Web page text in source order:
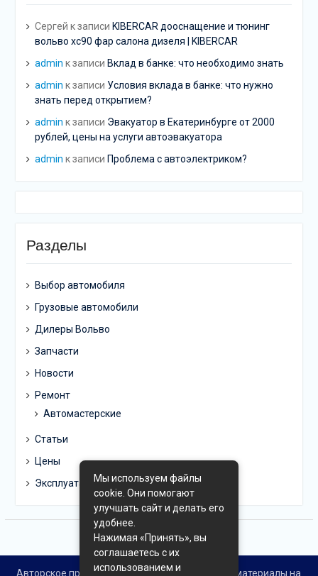
Сергей к записи KIBERCAR дооснащение и тюнинг
вольво хс90 фар салона дизеля | KIBERCAR
admin к записи Вклад в банке: что необходимо знать
admin к записи Условия вклада в банке: что нужно
знать перед открытием?
admin к записи Эвакуатор в Екатеринбурге от 2000
рублей, цены на услуги автоэвакуатора
admin к записи Проблема с автоэлектриком?
Разделы
Выбор автомобиля
Грузовые автомобили
Дилеры Вольво
Запчасти
Новости
Ремонт
Автомастерские
Статьи
Цены
Эксплуатация
Авторское право © Все права защищены. Все материалы на
Мы используем файлы
cookie. Они помогают
улучшать сайт и делать его
удобнее.
Нажимая «Принять», вы
соглашаетесь с их
использованием и